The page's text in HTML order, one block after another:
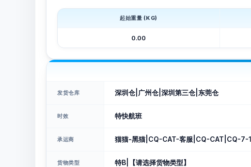
起始重量 (KG)
0.00
发货仓库 深圳仓|广州仓|深圳第三仓|东莞仓
时效 特快航班
承运商 猫猫-黑猫|CQ-CAT-客服|CQ-CAT|CQ-7-
货物类型 特B|【请选择货物类型】